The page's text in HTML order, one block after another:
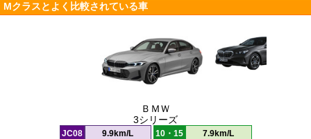
Mクラスとよく比較されている車
ＢＭＷ
3シリーズ
JC08 9.9km/L 10・15 7.9km/L